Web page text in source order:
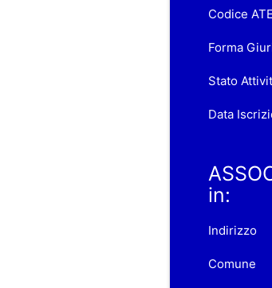
Codice
Forma
Stato
Data
in:
Indirizzo
Comune